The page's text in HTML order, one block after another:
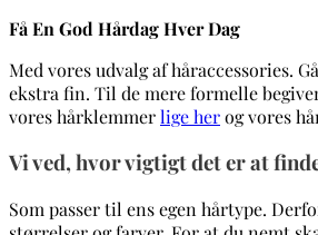
Få En God Hårdag Hver Dag
Med vores udvalg af håraccessories.
ekstra fin. Til de mere formelle
vores hårklemmerlige herog vores
Vi ved, hvor vigtigt det er at
Som passer til ens egen hårtype.